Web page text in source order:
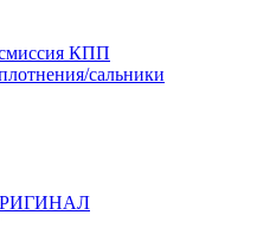
КПП
сальники